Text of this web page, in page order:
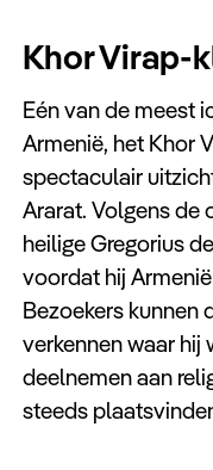
Khor Virap-
Eén van de meest
Armenië, het Khor
spectaculair
Ararat. Volgens de
heilige Gregorius
voordat hij
Bezoekers kunnen
verkennen waar hij
deelnemen aan
steeds